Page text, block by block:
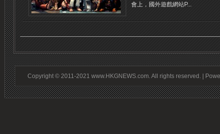
會上，國外遊戲網站P...
Copyright © 2011-2021 www.HKGNEWS.com. All rights reserved. |